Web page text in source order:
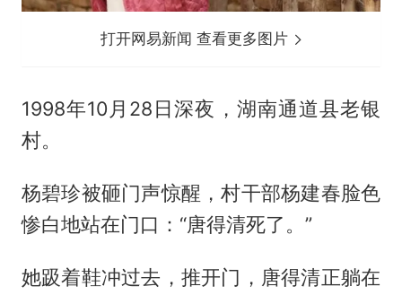
打开网易新闻 查看更多图片
1998年10月28日深夜，湖南通道县老银
村。
杨碧珍被砸门声惊醒，村干部杨建春脸色
惨白地站在门口：“唐得清死了。”
她趿着鞋冲过去，推开门，唐得清正躺在